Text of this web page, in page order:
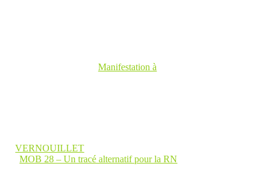
Manifestation à
VERNOUILLET
MOB 28 – Un tracé alternatif pour la RN